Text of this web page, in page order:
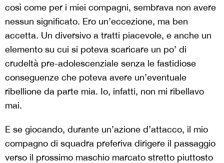
così come per i miei compagni, sembrava non avere
nessun significato. Ero un’eccezione, ma ben
accetta. Un diversivo a tratti piacevole, e anche un
elemento su cui si poteva scaricare un po’ di
crudeltà pre-adolescenziale senza le fastidiose
conseguenze che poteva avere un’eventuale
ribellione da parte mia. Io, infatti, non mi ribellavo
mai.
E se giocando, durante un’azione d’attacco, il mio
compagno di squadra preferiva dirigere il passaggio
verso il prossimo maschio marcato stretto piuttosto